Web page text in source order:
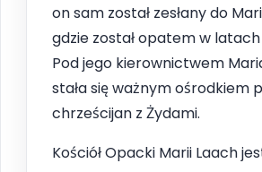
on sam został zesłany do
gdzie został opatem w latach
Pod jego kierownictwem
stała się ważnym ośrodkiem
chrześcijan z Żydami.
Kościół Opacki Marii Laach